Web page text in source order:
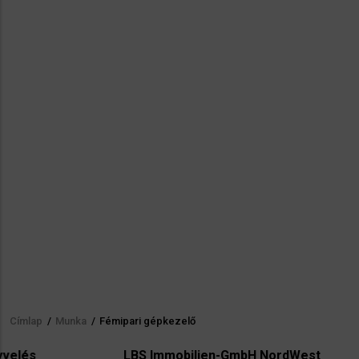
Morzsa
Címlap / Munka / Fémipari gépkezelő
LBS Immobilien-GmbH NordWest